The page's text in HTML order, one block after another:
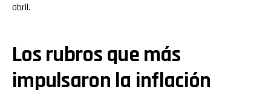
abril.
Los rubros que más
impulsaron la inflación